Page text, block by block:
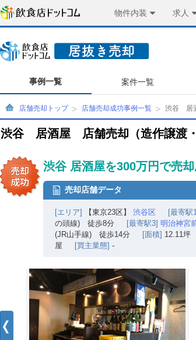
物件内装 求人
事例一覧 案件一覧
店舗売却トップ 店舗売却成功事例一覧 渋谷 居
渋谷 居酒屋 店舗売却（造作譲渡
渋谷 居酒屋を300万円で売却
売却店舗データ
[エリア] 【東京23区】 渋谷区 [最寄駅
の頭線) 徒歩8分
[最寄駅3] 明治神宮
(JR山手線) 徒歩14分
[面積] 12.11坪
屋
[買主業態] -